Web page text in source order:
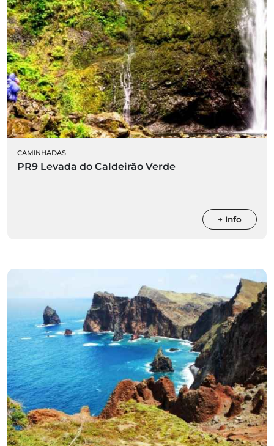
CAMINHADAS
PR9 Levada do Caldeirão Verde
+ Info